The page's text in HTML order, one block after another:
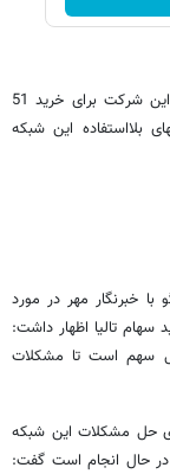
سال گذشته مسئولان شرکت مخابرات ایران از تصمیم این شرکت برای خرید 51
بلااستفاده این شبکه
خبرنگار مهر در مورد
سهام تالیا اظهار داشت:
سهم است تا مشکلات
حل مشکلات این شبکه
هزار مشترک دارد در حال انجام است گفت: